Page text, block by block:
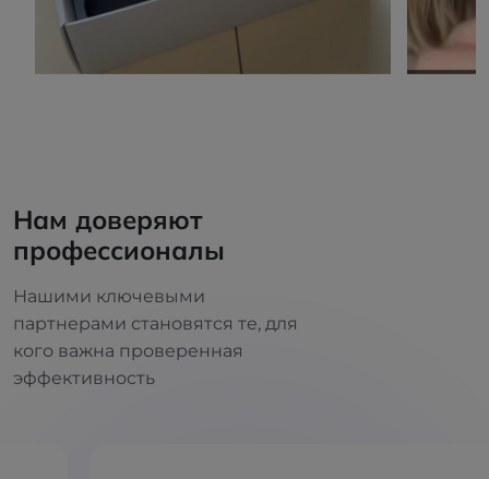
Нам доверяют
профессионалы
Нашими ключевыми
партнерами становятся те, для
кого важна проверенная
эффективность